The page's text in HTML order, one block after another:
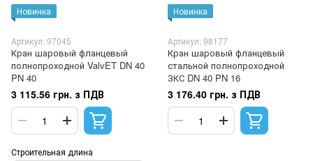
Новинка
Артикул: 97045
Кран шаровый фланцевый
полнопроходной ValvET DN 40
PN 40
3 115.56 грн. з ПДВ
Строительная длина
Новинка
Артикул: 98177
Кран шаровый фланцевый
стальной полнопроходной
ЗКС DN 40 PN 16
3 176.40 грн. з ПДВ